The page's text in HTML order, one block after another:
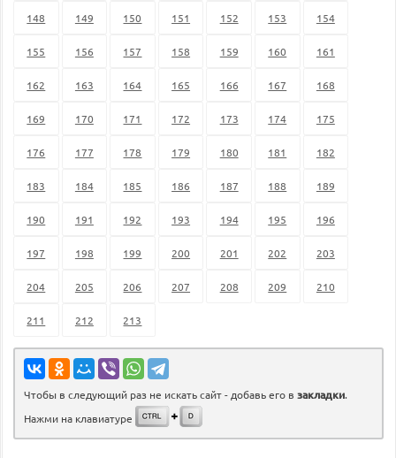
148 149 150 151 152 153 154
155 156 157 158 159 160 161
162 163 164 165 166 167 168
169 170 171 172 173 174 175
176 177 178 179 180 181 182
183 184 185 186 187 188 189
190 191 192 193 194 195 196
197 198 199 200 201 202 203
204 205 206 207 208 209 210
211 212 213
Чтобы в следующий раз не искать сайт - добавь его в закладки.
Нажми на клавиатуре